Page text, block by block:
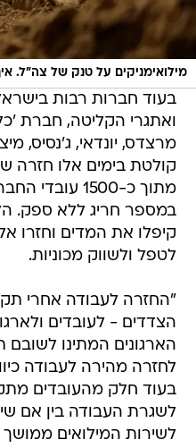
מילואימניקים על טנק של צה"ל.
בעוד חברות רבות
ואתגרי הקליטה, חברת
מתוך כ-1500
במספר חריג ללא ספק.
קיפלו את המדים וחזרו
לטפל ולשווק מכוניות.
"החזרה לעבודה אחרי
הצדדים - לעובדים
הארגונים המתינו
לחזרה מהירה לעבודה
בעוד חלק מהעובדים
לשגרת העבודה בין אם
לשירות המילואים